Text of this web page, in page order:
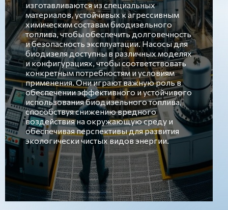
изготавливаются из специальных
материалов, устойчивых к агрессивным
химическим составам биодизельного
топлива, чтобы обеспечить долговечность
и безопасность эксплуатации. Насосы для
биодизеля доступны в различных моделях
и конфигурациях, чтобы соответствовать
конкретным потребностям и условиям
применения. Они играют важную роль в
обеспечении эффективного и устойчивого
использования биодизельного топлива,
способствуя снижению вредного
воздействия на окружающую среду и
обеспечивая перспективы для развития
экологически чистых видов энергии.